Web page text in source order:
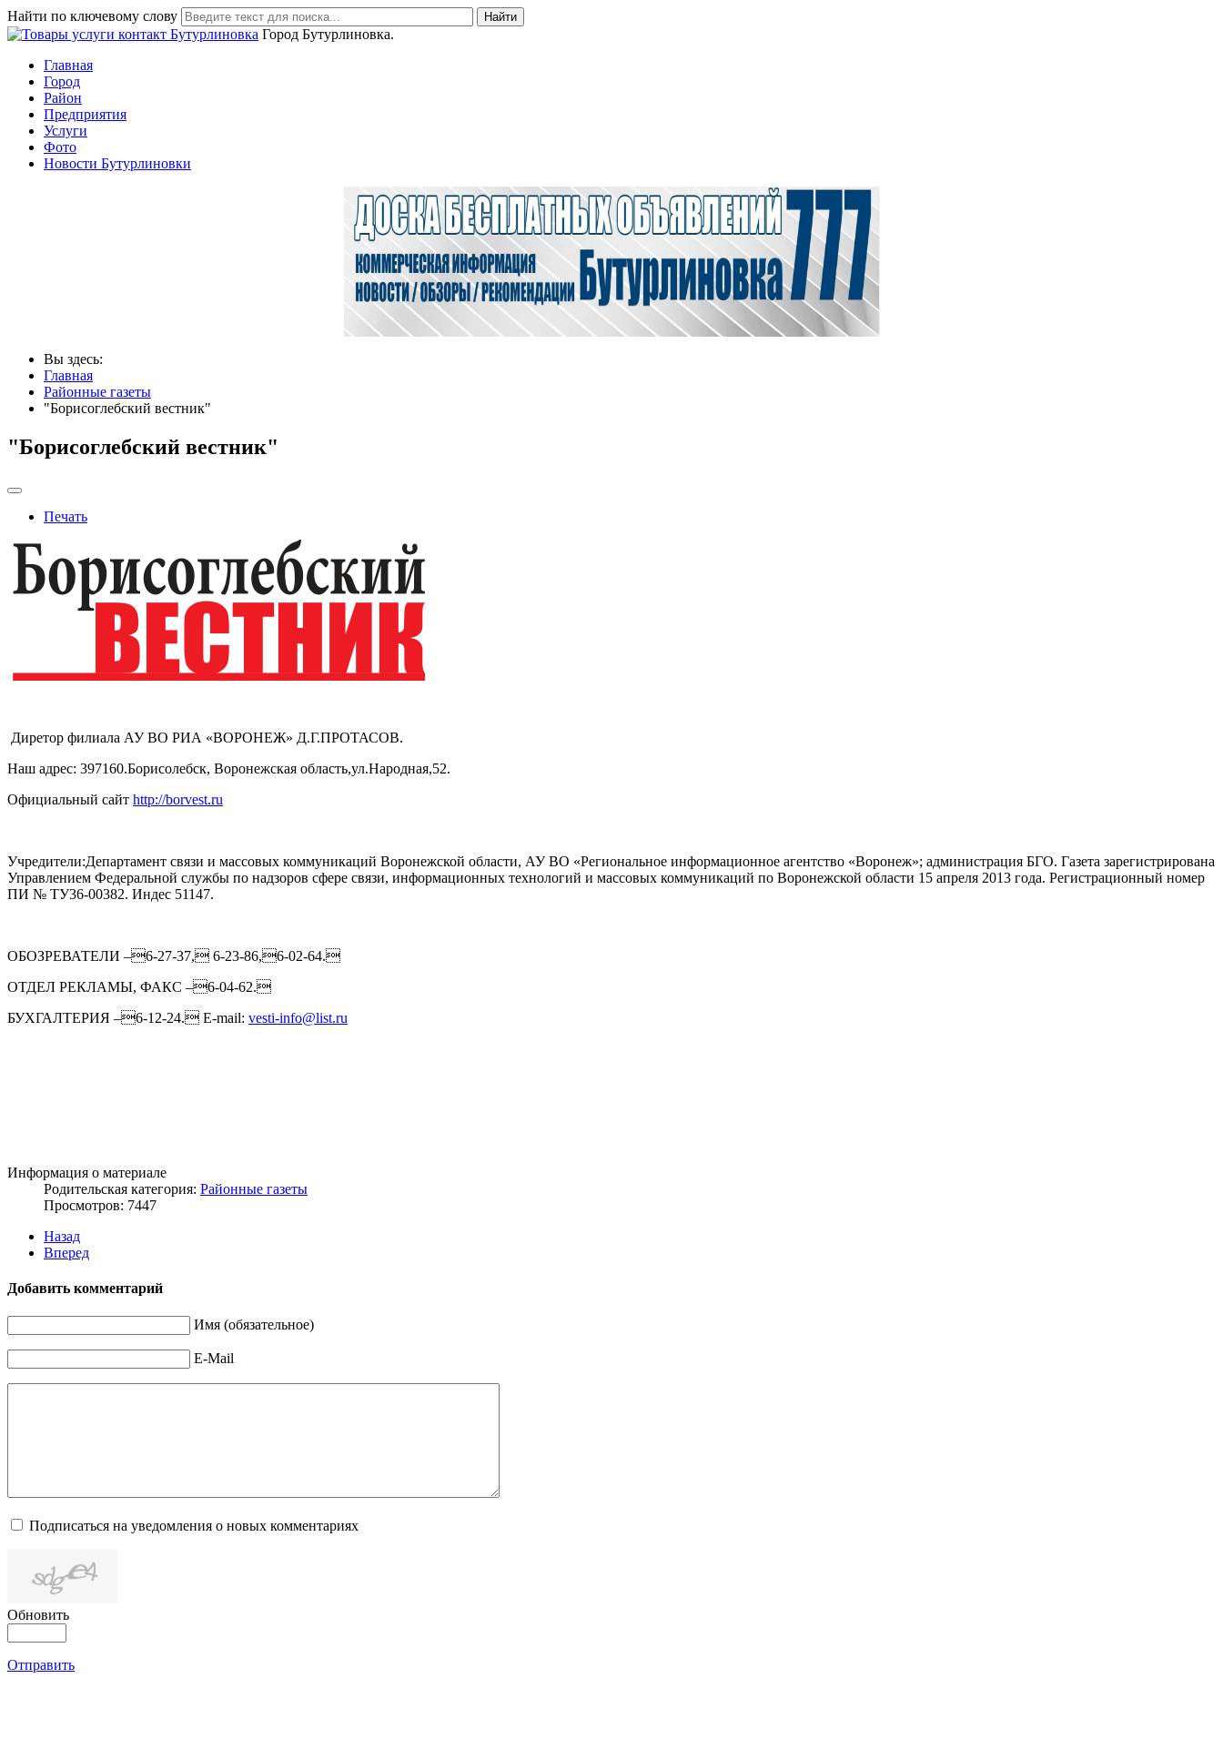
Найти по ключевому слову Найти
Город Бутурлиновка.
Главная
Город
Район
Предприятия
Услуги
Фото
Новости Бутурлиновки
Вы здесь:
Главная
Районные газеты
"Борисоглебский вестник"
"Борисоглебский вестник"
Печать
Диретор филиала АУ ВО РИА «ВОРОНЕЖ» Д.Г.ПРОТАСОВ.
Наш адрес: 397160.Борисолебск, Воронежская область,ул.Народная,52.
Официальный сайт http://borvest.ru
Учредители:Департамент связи и массовых коммуникаций Воронежской области, АУ ВО «Региональное информационное агентство «Воронеж»; администрация БГО. Газета зарегистрирована
Управлением Федеральной службы по надзоров сфере связи, информационных технологий и массовых коммуникаций по Воронежской области 15 апреля 2013 года. Регистрационный номер
ПИ № ТУ36-00382. Индес 51147.
ОБОЗРЕВАТЕЛИ –6-27-37, 6-23-86,6-02-64.
ОТДЕЛ РЕКЛАМЫ, ФАКС –6-04-62.
БУХГАЛТЕРИЯ –6-12-24. E-mail: vesti-info@list.ru
Информация о материале
Родительская категория: Районные газеты
Просмотров: 7447
Назад
Вперед
Добавить комментарий
Имя (обязательное)
E-Mail
Подписаться на уведомления о новых комментариях
Обновить
Отправить